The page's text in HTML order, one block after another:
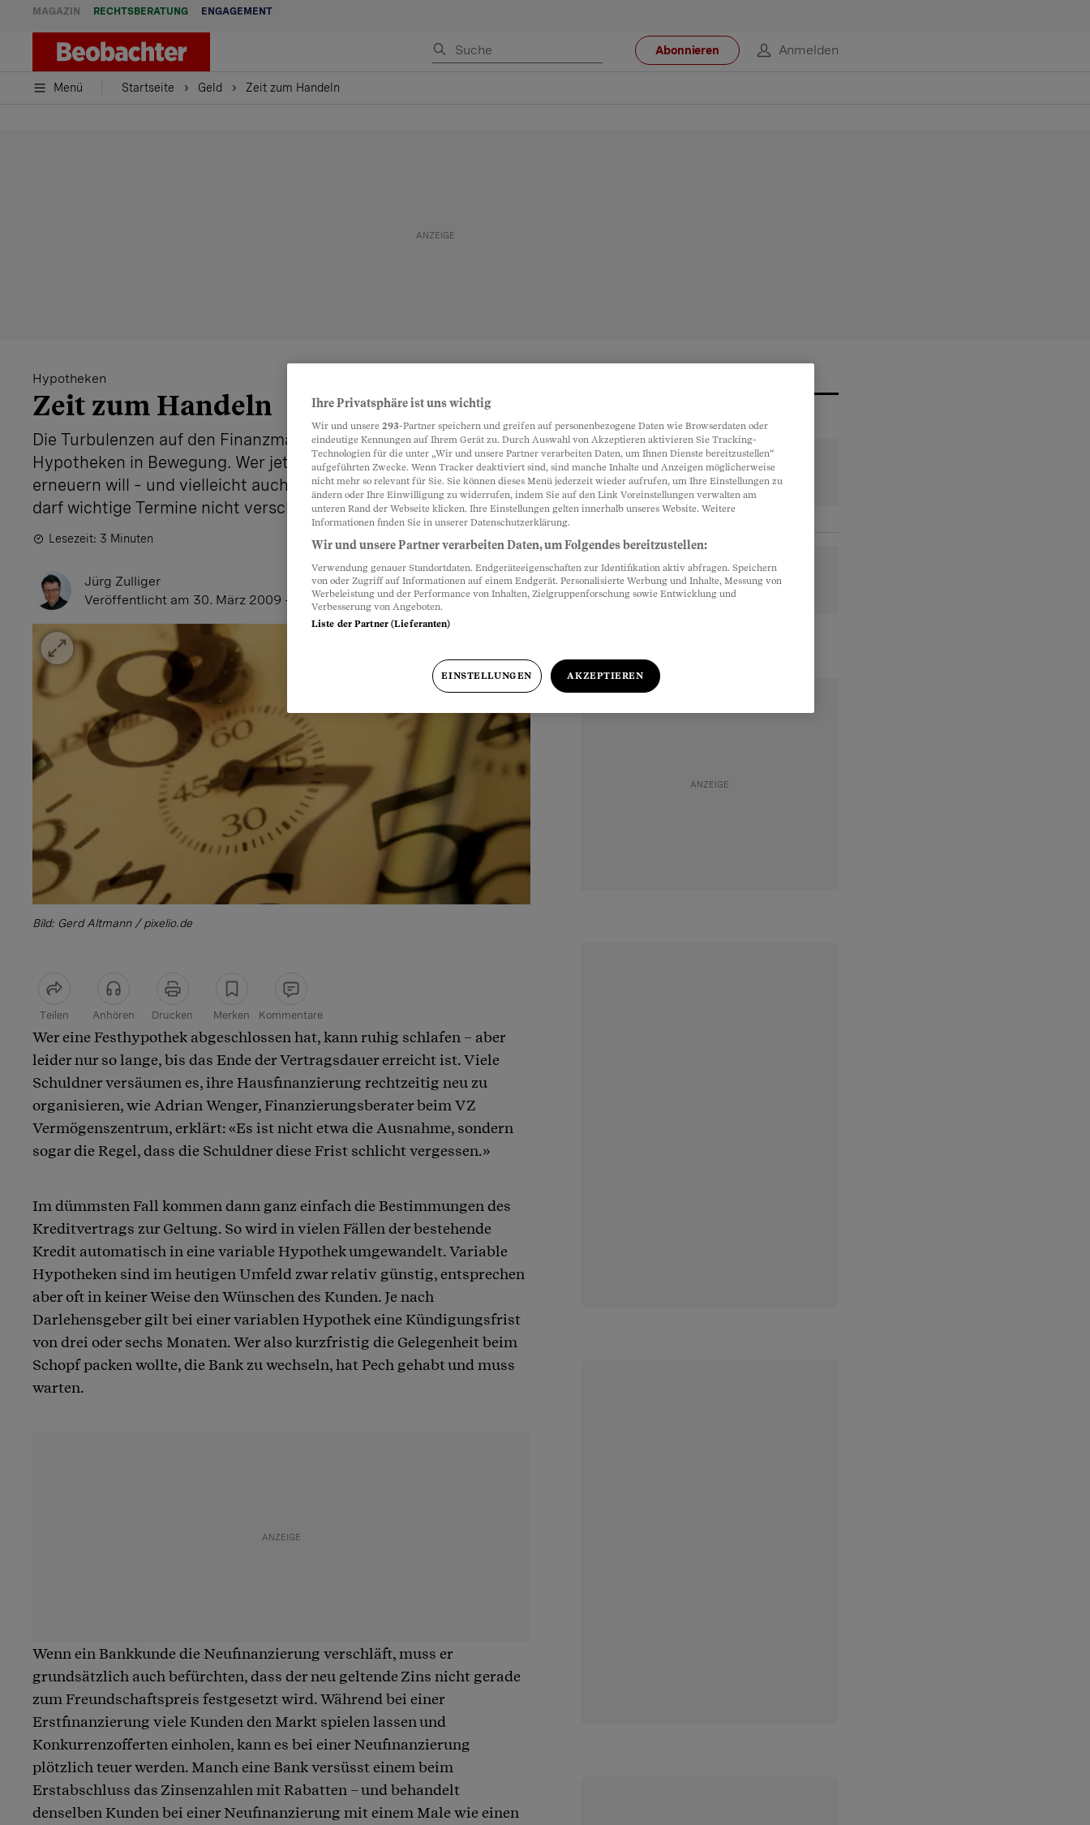
MAGAZIN RECHTSBERATUNG ENGAGEMENT
Abonnieren Anmelden
Menü Startseite Geld Zeit zum Handeln
Hypotheken
Zeit zum Handeln
Die Turbulenzen auf den Finanzmärkten bringen auch die
Hypotheken in Bewegung. Wer jetzt seine Hausfinanzierung
erneuern will – und vielleicht auch gleich die Bank wechseln –,
darf wichtige Termine nicht verschlafen.
Lesezeit: 3 Minuten
Jürg Zulliger
Veröffentlicht am 30. März 2009 - 11:47 Uhr
Bild: Gerd Altmann / pixelio.de
Teilen Anhören Drucken Merken Kommentare
Artikel teilen
Wer eine Festhypothek abgeschlossen hat, kann ruhig schlafen – aber
leider nur so lange, bis das Ende der Vertragsdauer erreicht ist. Viele
Schuldner versäumen es, ihre Hausfinanzierung rechtzeitig neu zu
organisieren, wie Adrian Wenger, Finanzierungsberater beim VZ
Vermögenszentrum, erklärt: «Es ist nicht etwa die Ausnahme, sondern
sogar die Regel, dass die Schuldner diese Frist schlicht vergessen.»
Im dümmsten Fall kommen dann ganz einfach die Bestimmungen des
Kreditvertrags zur Geltung. So wird in vielen Fällen der bestehende
Kredit automatisch in eine variable Hypothek umgewandelt. Variable
Hypotheken sind im heutigen Umfeld zwar relativ günstig, entsprechen
aber oft in keiner Weise den Wünschen des Kunden. Je nach
Darlehensgeber gilt bei einer variablen Hypothek eine Kündigungsfrist
von drei oder sechs Monaten. Wer also kurzfristig die Gelegenheit beim
Schopf packen wollte, die Bank zu wechseln, hat Pech gehabt und muss
warten.
Wenn ein Bankkunde die Neufinanzierung verschläft, muss er
grundsätzlich auch befürchten, dass der neu geltende Zins nicht gerade
zum Freundschaftspreis festgesetzt wird. Während bei einer
Erstfinanzierung viele Kunden den Markt spielen lassen und
Konkurrenzofferten einholen, kann es bei einer Neufinanzierung
plötzlich teuer werden. Manch eine Bank versüsst einem beim
Erstabschluss das Zinsenzahlen mit Rabatten – und behandelt
denselben Kunden bei einer Neufinanzierung mit einem Male wie einen
Ihre Privatsphäre ist uns wichtig
Wir und unsere 293-Partner speichern und greifen auf personenbezogene Daten wie Browserdaten oder
eindeutige Kennungen auf Ihrem Gerät zu. Durch Auswahl von Akzeptieren aktivieren Sie Tracking-
Technologien für die unter „Wir und unsere Partner verarbeiten Daten, um Ihnen Dienste bereitzustellen“
aufgeführten Zwecke. Wenn Tracker deaktiviert sind, sind manche Inhalte und Anzeigen möglicherweise
nicht mehr so relevant für Sie. Sie können dieses Menü jederzeit wieder aufrufen, um Ihre Einstellungen zu
ändern oder Ihre Einwilligung zu widerrufen, indem Sie auf den Link Voreinstellungen verwalten am
unteren Rand der Webseite klicken. Ihre Einstellungen gelten innerhalb unseres Website. Weitere
Informationen finden Sie in unserer Datenschutzerklärung.
Wir und unsere Partner verarbeiten Daten, um Folgendes bereitzustellen:
Verwendung genauer Standortdaten. Endgeräteeigenschaften zur Identifikation aktiv abfragen. Speichern
von oder Zugriff auf Informationen auf einem Endgerät. Personalisierte Werbung und Inhalte, Messung von
Werbeleistung und der Performance von Inhalten, Zielgruppenforschung sowie Entwicklung und
Verbesserung von Angeboten.
Liste der Partner (Lieferanten)
EINSTELLUNGEN AKZEPTIEREN